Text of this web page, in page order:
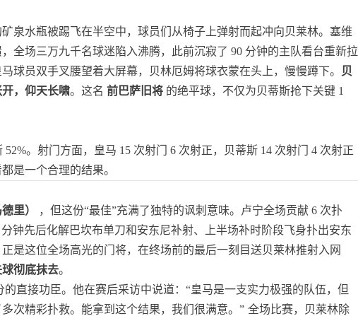
泉水瓶被踢飞在半空中，球员们从椅子上弹射而起冲向贝莱林。塞维
全场三万九千名球迷陷入沸腾，此前沉寂了 90 分钟的主队看台重新拉
球员双手叉腰望着大屏幕，贝林厄姆将球衣蒙在头上，慢慢蹲下。
贝
，仰天长啸。这名前巴萨旧将 的绝平球，不仅为贝蒂斯抢下关键 1
。射门方面，皇马 15 次射门 6 次射正，贝蒂斯 14 次射门 4 次射正
是一个合理的结果。
里）
，但这份“最佳”充满了独特的讽刺意味。卢宁全场贡献 6 次扑
分钟先后化解巴坎布单刀和安东尼补射、上半场补时阶段飞身扑出安东
是这位全场高光的门将，在终场前的最后一刻目送贝莱林推射入网
彻底抹去。
直接功臣。他在赛后采访中说道：“皇马是一支实力极强的队伍，但
次精彩扑救。能拿到这个结果，我们很满意。” 全场比赛，贝莱林除